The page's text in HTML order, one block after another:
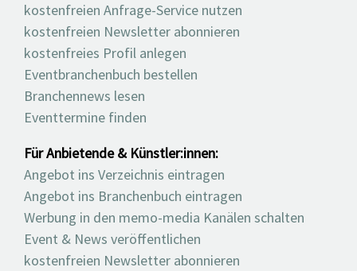
kostenfreien Anfrage-Service nutzen
kostenfreien Newsletter abonnieren
kostenfreies Profil anlegen
Eventbranchenbuch bestellen
Branchennews lesen
Eventtermine finden
Für Anbietende & Künstler:innen:
Angebot ins Verzeichnis eintragen
Angebot ins Branchenbuch eintragen
Werbung in den memo-media Kanälen schalten
Event & News veröffentlichen
kostenfreien Newsletter abonnieren